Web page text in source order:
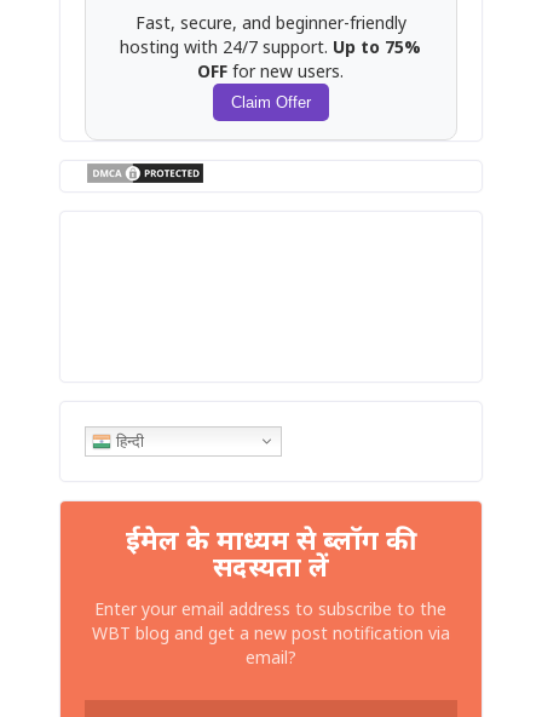
Fast, secure, and beginner-friendly
hosting with 24/7 support. Up to 75%
OFF for new users.
Claim Offer
हिन्दी
ईमेल के माध्यम से ब्लॉग की
सदस्यता लें
Enter your email address to subscribe to the
WBT blog and get a new post notification via
email?